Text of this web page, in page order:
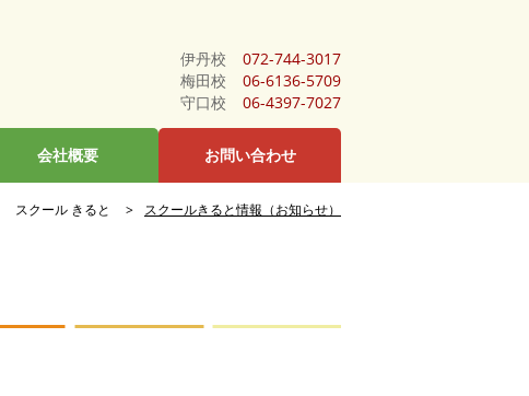
伊丹校
072-744-3017
梅田校
06-6136-5709
守口校
06-4397-7027
会社概要 お問い合わせ
スクール きると スクールきると情報（お知らせ）